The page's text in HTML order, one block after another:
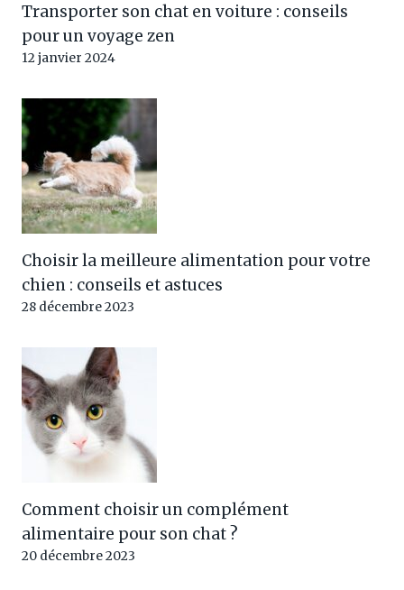
Transporter son chat en voiture : conseils
pour un voyage zen
12 janvier 2024
Choisir la meilleure alimentation pour votre
chien : conseils et astuces
28 décembre 2023
Comment choisir un complément
alimentaire pour son chat ?
20 décembre 2023